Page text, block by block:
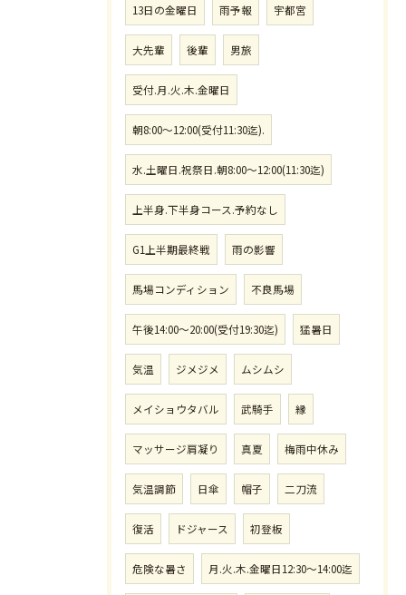
13日の金曜日 雨予報 宇都宮
大先輩 後輩 男旅
受付.月.火.木.金曜日
朝8:00〜12:00(受付11:30迄).
水.土曜日.祝祭日.朝8:00〜12:00(11:30迄)
上半身.下半身コース.予約なし
G1上半期最終戦 雨の影響
馬場コンディション 不良馬場
午後14:00〜20:00(受付19:30迄) 猛暑日
気温 ジメジメ ムシムシ
メイショウタバル 武騎手 縁
マッサージ肩凝り 真夏 梅雨中休み
気温調節 日傘 帽子 二刀流
復活 ドジャース 初登板
危険な暑さ 月.火.木.金曜日12:30〜14:00迄